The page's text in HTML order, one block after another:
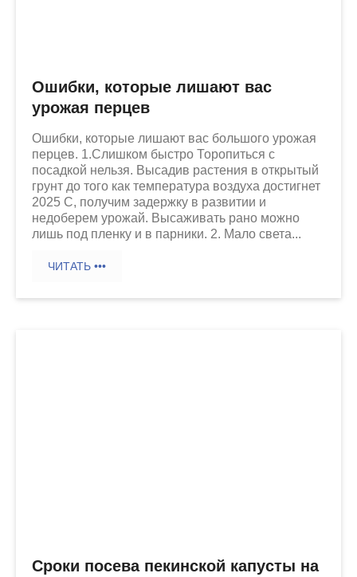
Ошибки, которые лишают вас
урожая перцев
Ошибки, которые лишают вас большого урожая
перцев. 1.Слишком быстро Торопиться с
посадкой нельзя. Высадив растения в открытый
грунт до того как температура воздуха достигнет
2025 С, получим задержку в развитии и
недоберем урожай. Высаживать рано можно
лишь под пленку и в парники. 2. Мало света...
ЧИТАТЬ •••
Сроки посева пекинской капусты на